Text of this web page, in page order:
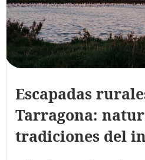
Escapadas
Tarragona:
tradiciones del